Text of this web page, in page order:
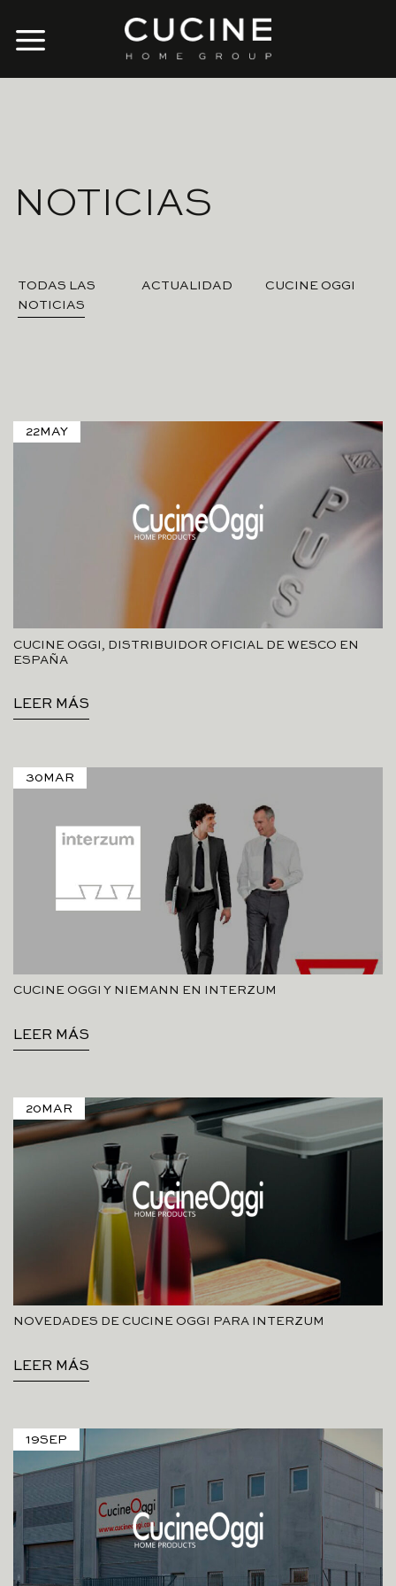
content
NOTICIAS
TODAS LAS
NOTICIAS
ACTUALIDAD CUCINE OGGI
CUCINE OGGI, DISTRIBUIDOR OFICIAL DE WESCO EN
ESPAÑA
LEER MÁS
22MAY
CUCINE OGGI Y NIEMANN EN INTERZUM
LEER MÁS
30MAR
NOVEDADES DE CUCINE OGGI PARA INTERZUM
LEER MÁS
20MAR
19SEP